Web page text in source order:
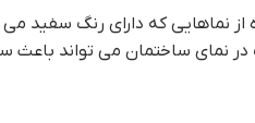
که دارای رنگ سفید می
در نمای ساختمان می تواند